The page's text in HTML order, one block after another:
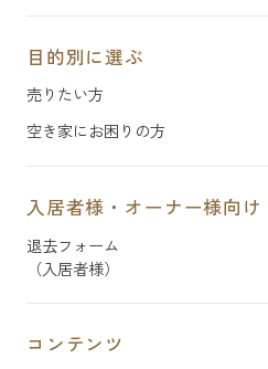
目的別に選ぶ
売りたい方
空き家にお困りの方
入居者様・オーナー様向け
退去フォーム
（入居者様）
コンテンツ